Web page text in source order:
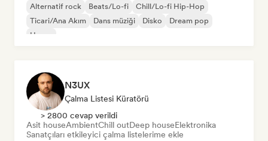
Alternatif rock Beats/Lo-fi
Chill/Lo-fi Hip-Hop
Ticari/Ana Akım
Dans müziği Disko
Dream pop
House
N3UX
Çalma Listesi Küratörü
> 2800 cevap verildi
Asit houseAmbientChill outDeep houseElektronika
Sanatçıları etkileyici çalma listelerime ekle